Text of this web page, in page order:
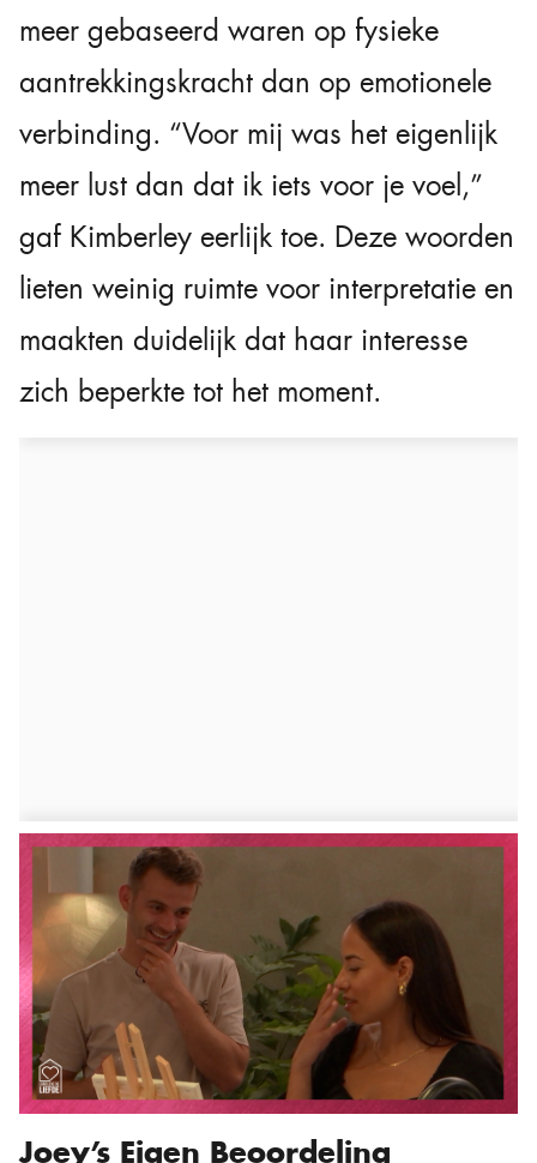
meer gebaseerd waren op fysieke
aantrekkingskracht dan op emotionele
verbinding. “Voor mij was het eigenlijk
meer lust dan dat ik iets voor je voel,”
gaf Kimberley eerlijk toe. Deze woorden
lieten weinig ruimte voor interpretatie en
maakten duidelijk dat haar interesse
zich beperkte tot het moment.
Joey’s Eigen Beoordeling